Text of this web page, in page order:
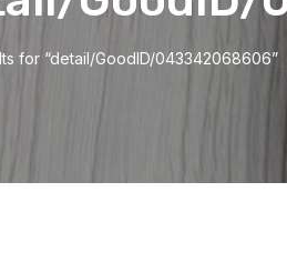
for “detail/GoodID/043342068606”